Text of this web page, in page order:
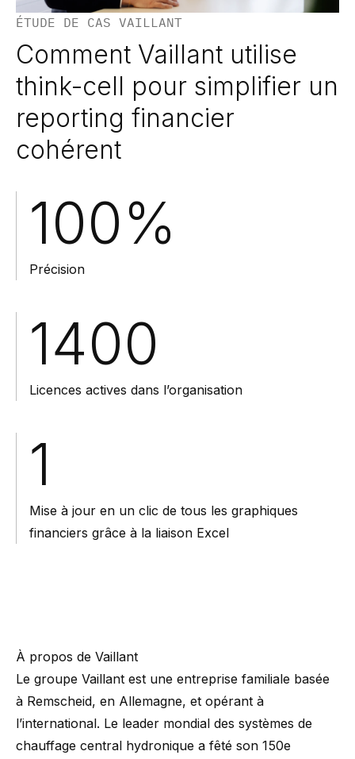
ÉTUDE DE CAS VAILLANT
Comment Vaillant utilise
think-cell pour simplifier un
reporting financier
cohérent
100%
Précision
1400
Licences actives dans l’organisation
1
Mise à jour en un clic de tous les graphiques
financiers grâce à la liaison Excel
À propos de Vaillant
Le groupe Vaillant est une entreprise familiale basée
à Remscheid, en Allemagne, et opérant à
l’international. Le leader mondial des systèmes de
chauffage central hydronique a fêté son 150e